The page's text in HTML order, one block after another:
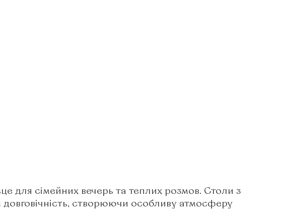
для сімейних вечерь та теплих розмов. Столи з
створюючи особливу атмосферу